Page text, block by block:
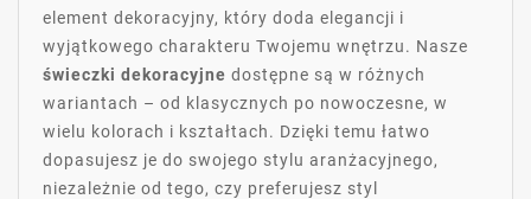
element dekoracyjny, który doda elegancji i
wyjątkowego charakteru Twojemu wnętrzu. Nasze
świeczki dekoracyjne dostępne są w różnych
wariantach – od klasycznych po nowoczesne, w
wielu kolorach i kształtach. Dzięki temu łatwo
dopasujesz je do swojego stylu aranżacyjnego,
niezależnie od tego, czy preferujesz styl